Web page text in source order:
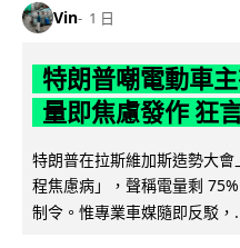
Vin 1 日
特朗普嘲電動車
量即焦慮發作 狂
特朗普在拉斯維加斯造勢大
程焦慮病」，聲稱電量剩
制令。惟專業車媒隨即反駁，